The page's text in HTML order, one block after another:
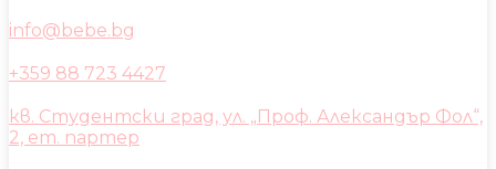
info@bebe.bg
+359 88 723 4427
кв. Студентски град, ул. „Проф. Александър Фол“,
2, ет. партер